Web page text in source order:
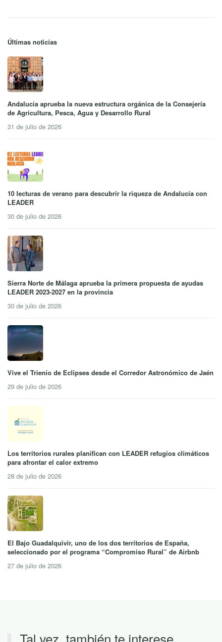
Últimas noticias
Andalucía aprueba la nueva estructura orgánica de la Consejería
de Agricultura, Pesca, Agua y Desarrollo Rural
31 de julio de 2026
10 lecturas de verano para descubrir la riqueza de Andalucía con
LEADER
30 de julio de 2026
Sierra Norte de Málaga aprueba la primera propuesta de ayudas
LEADER 2023-2027 en la provincia
30 de julio de 2026
Vive el Trienio de Eclipses desde el Corredor Astronómico de Jaén
29 de julio de 2026
Los territorios rurales planifican con LEADER refugios climáticos
para afrontar el calor extremo
28 de julio de 2026
El Bajo Guadalquivir, uno de los dos territorios de España,
seleccionado por el programa “Compromiso Rural” de Airbnb
27 de julio de 2026
Tal vez, también te interese…